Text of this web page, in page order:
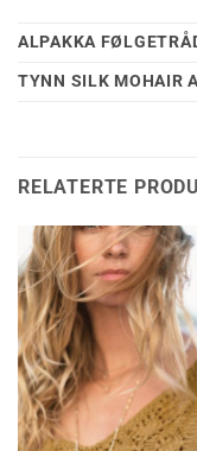
ALPAKKA
TYNN SILK MOHAIR
RELATERTE